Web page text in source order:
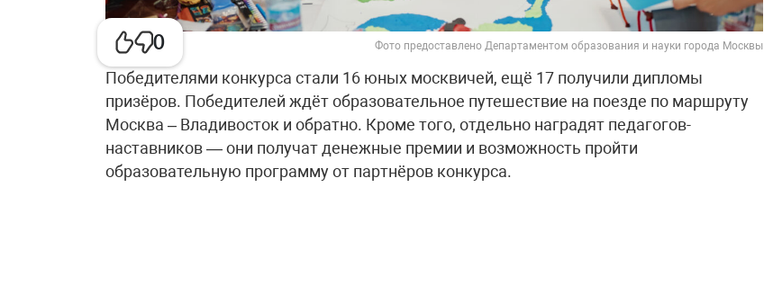
0 Фото предоставлено Департаментом образования и науки города Москвы
Победителями конкурса стали 16 юных москвичей, ещё 17 получили дипломы
призёров. Победителей ждёт образовательное путешествие на поезде по маршруту
Москва – Владивосток и обратно. Кроме того, отдельно наградят педагогов-
наставников — они получат денежные премии и возможность пройти
образовательную программу от партнёров конкурса.